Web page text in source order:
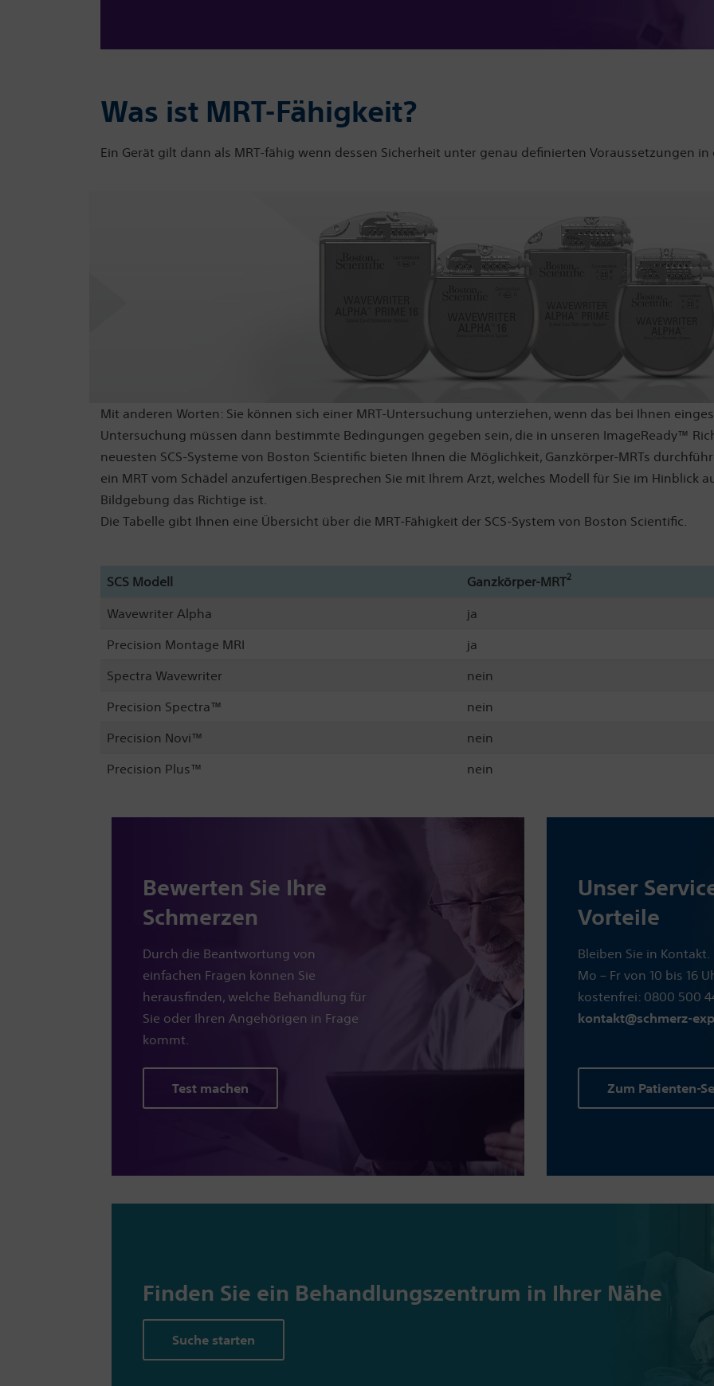
Was ist MRT-Fähigkeit?
Ein Gerät gilt dann als MRT-fähig wenn dessen Sicherheit unter genau definierten Voraussetzungen
Mit anderen Worten: Sie können sich einer MRT-Untersuchung unterziehen, wenn das bei Ihnen
Untersuchung müssen dann bestimmte Bedingungen gegeben sein, die in unseren ImageReady™
neuesten SCS-Systeme von Boston Scientific bieten Ihnen die Möglichkeit, Ganzkörper-MRTs
ein MRT vom Schädel anzufertigen.Besprechen Sie mit Ihrem Arzt, welches Modell für Sie im Hinblick
Bildgebung das Richtige ist.
Die Tabelle gibt Ihnen eine Übersicht über die MRT-Fähigkeit der SCS-System von Boston Scientific.
SCS Modell Ganzkörper-MRT2
Wavewriter Alpha
ja
Precision Montage MRI
ja
Spectra Wavewriter
nein
Precision Spectra™
nein
Precision Novi™
nein
Precision Plus™
nein
Bewerten Sie Ihre
Schmerzen
Durch die Beantwortung von
einfachen Fragen können Sie
herausfinden, welche Behandlung für
Sie oder Ihren Angehörigen in Frage
kommt.
Test machen
Unser
Vorteile
Bleiben Sie in Kontakt.
Mo – Fr von 10 bis 16
kostenfrei: 0800 500
kontakt@schmerz-
Zum Patienten-
Finden Sie ein Behandlungs­zentrum in Ihrer Nähe
Suche starten